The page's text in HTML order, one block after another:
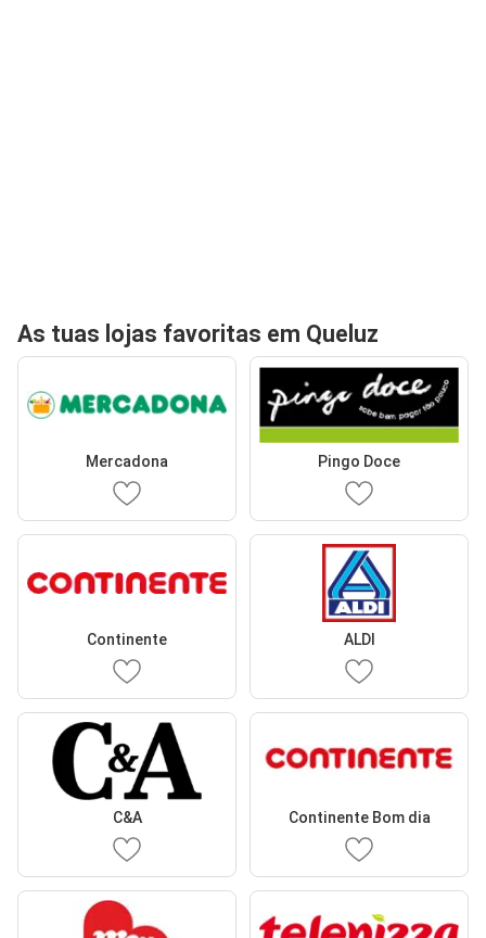
As tuas lojas favoritas em Queluz
Mercadona Pingo Doce
Continente ALDI
C&A Continente Bom dia